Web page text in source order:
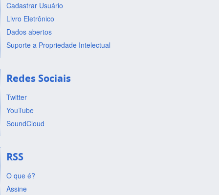
Cadastrar Usuário
Livro Eletrônico
Dados abertos
Suporte a Propriedade Intelectual
Redes Sociais
Twitter
YouTube
SoundCloud
RSS
O que é?
Assine